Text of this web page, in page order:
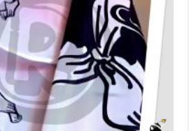
entre
Core
Fronte
et
des
militants
indépendantistes
sardes »